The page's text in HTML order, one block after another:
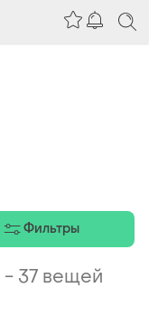
- 37 вещей
Фильтры